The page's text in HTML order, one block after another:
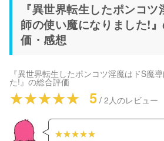
『異世界転生したポンコ
師の使い魔になりました!
価・感想
『異世界転生したポンコツ淫魔はドS魔
た!』 の総合評価
5 / 2人のレビュー